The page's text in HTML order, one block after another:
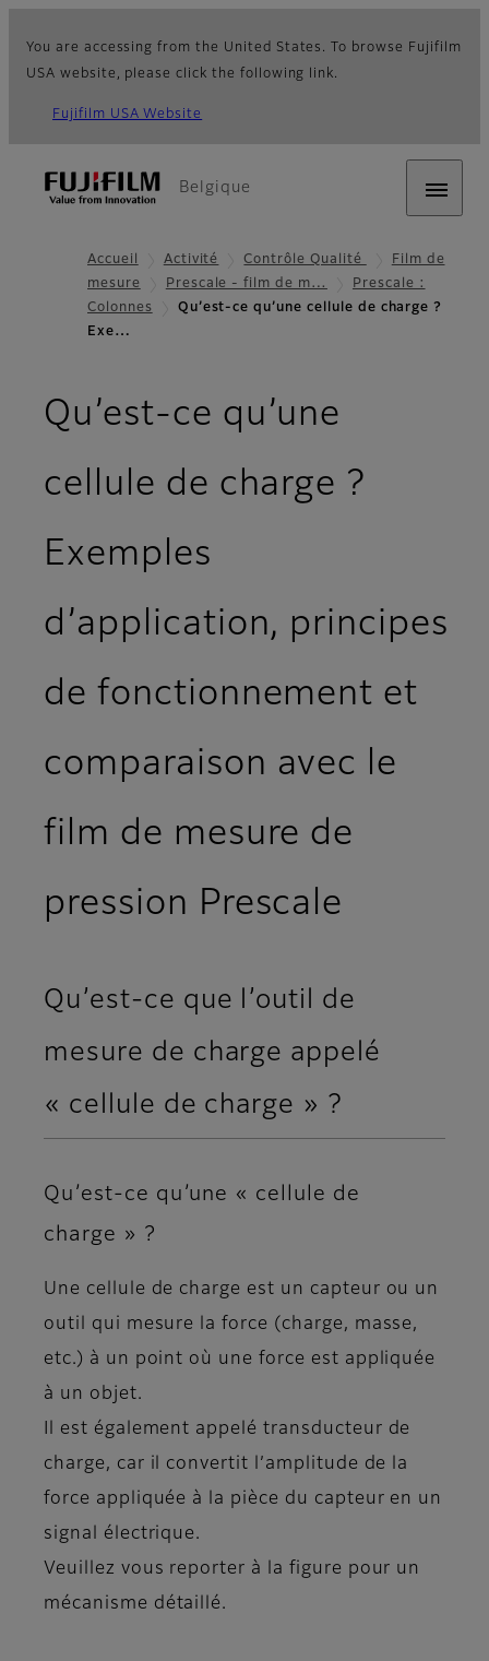
You are accessing from the United States. To browse Fujifilm
USA website, please click the following link.
Fujifilm USA Website
Belgique
Accueil Activité Contrôle Qualité
Film de
mesure
Prescale - film de m…
Prescale :
Colonnes
Qu’est-ce qu’une cellule de charge ?
Exe…
Qu’est-ce qu’une
cellule de charge ?
Exemples
d’application, principes
de fonctionnement et
comparaison avec le
film de mesure de
pression Prescale
Qu’est-ce que l’outil de
mesure de charge appelé
« cellule de charge » ?
Qu’est-ce qu’une « cellule de
charge » ?
Une cellule de charge est un capteur ou un
outil qui mesure la force (charge, masse,
etc.) à un point où une force est appliquée
à un objet.
Il est également appelé transducteur de
charge, car il convertit l’amplitude de la
force appliquée à la pièce du capteur en un
signal électrique.
Veuillez vous reporter à la figure pour un
mécanisme détaillé.